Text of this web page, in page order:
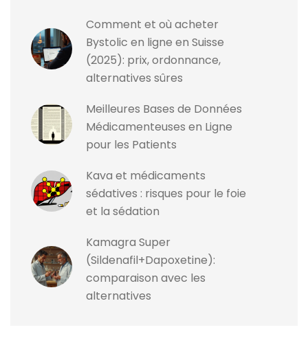
Comment et où acheter
Bystolic en ligne en Suisse
(2025): prix, ordonnance,
alternatives sûres
Meilleures Bases de Données
Médicamenteuses en Ligne
pour les Patients
Kava et médicaments
sédatives : risques pour le foie
et la sédation
Kamagra Super
(Sildenafil+Dapoxetine):
comparaison avec les
alternatives